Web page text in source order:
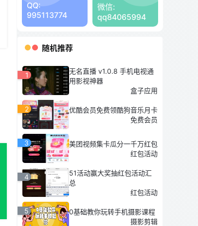
QQ:
995113774
微信:
qq84065994
随机推荐
1
无名直播 v1.0.8 手机电视通
用影视神器
盒子应用
2
优酷会员免费领酷狗音乐月卡
免费会员
3
美团视频集卡瓜分一千万红包
红包活动
4
51活动赢大奖抽红包活动汇
总
红包活动
5
0基础教你玩转手机摄影课程
摄影剪辑